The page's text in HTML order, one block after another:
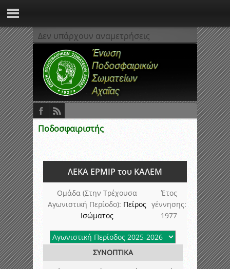
Δεν υπάρχουν αναμετρήσεις
Ποδοσφαιριστής
ΛΕΚΑ ΕΡΜΙΡ του ΚΑΛΕΜ
Ομάδα (Στην Τρέχουσα
Αγωνιστική Περίοδο): Πείρος
Ισώματος
Έτος
γέννησης:
1977
ΣΥΝΟΠΤΙΚΑ